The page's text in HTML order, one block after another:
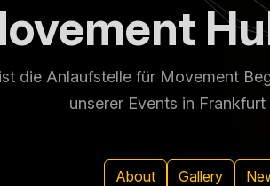
die Anlaufstelle für Movement
unserer Events in
About Gallery